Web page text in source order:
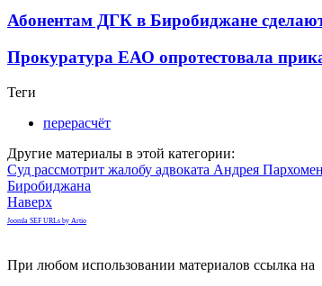
Абонентам ДГК в Биробиджане сделают
Прокуратура ЕАО опротестовала
Теги
перерасчёт
Другие материалы в этой категории:
Суд рассмотрит жалобу адвоката Андрея
Биробиджана
Наверх
Joomla SEF URLs by Artio
При любом использовании материалов ссылка на